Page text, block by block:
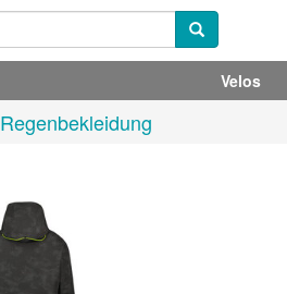
Velos
Regenbekleidung